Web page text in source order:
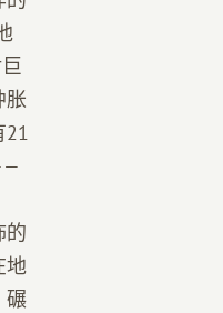
胀
21
的
地
碾